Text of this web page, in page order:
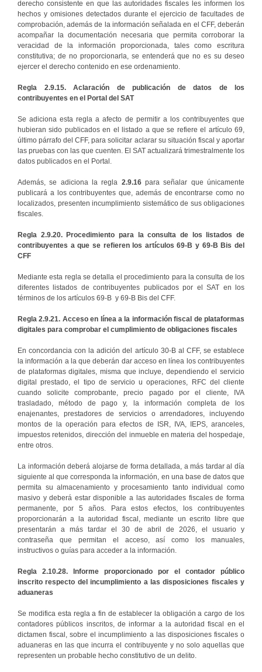
derecho consistente en que las autoridades fiscales les informen los
hechos y omisiones detectados durante el ejercicio de facultades de
comprobación, además de la información señalada en el CFF, deberán
acompañar la documentación necesaria que permita corroborar la
veracidad de la información proporcionada, tales como escritura
constitutiva; de no proporcionarla, se entenderá que no es su deseo
ejercer el derecho contenido en ese ordenamiento.
Regla 2.9.15. Aclaración de publicación de datos de los
contribuyentes en el Portal del SAT
Se adiciona esta regla a afecto de permitir a los contribuyentes que
hubieran sido publicados en el listado a que se refiere el artículo 69,
último párrafo del CFF, para solicitar aclarar su situación fiscal y aportar
las pruebas con las que cuenten. El SAT actualizará trimestralmente los
datos publicados en el Portal.
Además, se adiciona la regla 2.9.16para señalar que únicamente
publicará a los contribuyentes que, además de encontrarse como no
localizados, presenten incumplimiento sistemático de sus obligaciones
fiscales.
Regla 2.9.20. Procedimiento para la consulta de los listados de
contribuyentes a que se refieren los artículos 69-B y 69-B Bis del
CFF
Mediante esta regla se detalla el procedimiento para la consulta de los
diferentes listados de contribuyentes publicados por el SAT en los
términos de los artículos 69-B y 69-B Bis del CFF.
Regla 2.9.21. Acceso en línea a la información fiscal de plataformas
digitales para comprobar el cumplimiento de obligaciones fiscales
En concordancia con la adición del artículo 30-B al CFF, se establece
la información a la que deberán dar acceso en línea los contribuyentes
de plataformas digitales, misma que incluye, dependiendo el servicio
digital prestado, el tipo de servicio u operaciones, RFC del cliente
cuando solicite comprobante, precio pagado por el cliente, IVA
trasladado, método de pago y, la información completa de los
enajenantes, prestadores de servicios o arrendadores, incluyendo
montos de la operación para efectos de ISR, IVA, IEPS, aranceles,
impuestos retenidos, dirección del inmueble en materia del hospedaje,
entre otros.
La información deberá alojarse de forma detallada, a más tardar al día
siguiente al que corresponda la información, en una base de datos que
permita su almacenamiento y procesamiento tanto individual como
masivo y deberá estar disponible a las autoridades fiscales de forma
permanente, por 5 años. Para estos efectos, los contribuyentes
proporcionarán a la autoridad fiscal, mediante un escrito libre que
presentarán a más tardar el 30 de abril de 2026, el usuario y
contraseña que permitan el acceso, así como los manuales,
instructivos o guías para acceder a la información.
Regla 2.10.28. Informe proporcionado por el contador público
inscrito respecto del incumplimiento a las disposiciones fiscales y
aduaneras
Se modifica esta regla a fin de establecer la obligación a cargo de los
contadores públicos inscritos, de informar a la autoridad fiscal en el
dictamen fiscal, sobre el incumplimiento a las disposiciones fiscales o
aduaneras en las que incurra el contribuyente y no solo aquellas que
representen un probable hecho constitutivo de un delito.